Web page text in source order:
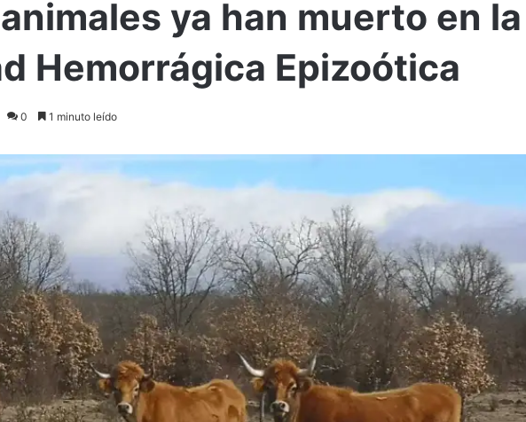
ya han muerto en
Hemorrágica Epizoótica
0 1 minuto leído